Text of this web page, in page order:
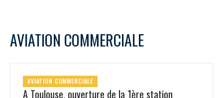
AVIATION COMMERCIALE
AVIATION COMMERCIALE
A Toulouse, ouverture de la 1ère station